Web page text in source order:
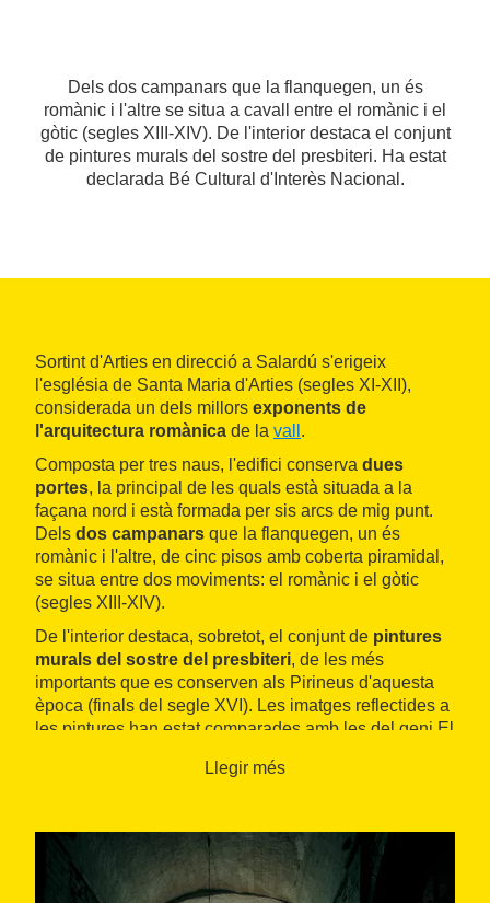
Dels dos campanars que la flanquegen, un és
romànic i l'altre se situa a cavall entre el romànic i el
gòtic (segles XIII-XIV). De l'interior destaca el conjunt
de pintures murals del sostre del presbiteri. Ha estat
declarada Bé Cultural d'Interès Nacional.
Sortint d'Arties en direcció a Salardú s'erigeix
l'església de Santa Maria d'Arties (segles XI-XII),
considerada un dels millors exponents de
l'arquitectura romànica de la vall .
Composta per tres naus, l'edifici conserva dues
portes, la principal de les quals està situada a la
façana nord i està formada per sis arcs de mig punt.
Dels dos campanars que la flanquegen, un és
romànic i l'altre, de cinc pisos amb coberta piramidal,
se situa entre dos moviments: el romànic i el gòtic
(segles XIII-XIV).
De l'interior destaca, sobretot, el conjunt de pintures
murals del sostre del presbiteri, de les més
importants que es conserven als Pirineus d'aquesta
època (finals del segle XVI). Les imatges reflectides a
les pintures han estat comparades amb les del geni El
que transmeten. Malauradament no se'n
El conjuntrepresenta el dia del Judici Finala través
de diversos episodis. Així, algunes figures són
devorades per un drac gegantí de dents afilades,
Llegir més